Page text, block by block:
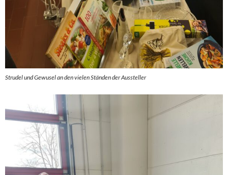
Strudel und Gewusel an den vielen Ständen der Aussteller